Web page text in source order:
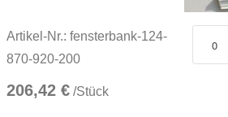
Artikel-Nr.: fensterbank-124-
870-920-200
206,42 € /Stück